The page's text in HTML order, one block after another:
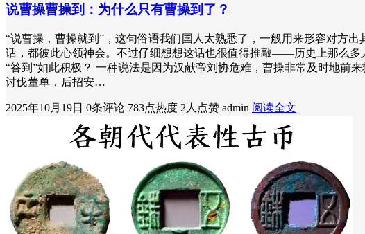
说曹操曹操到：为什么只有曹操到了？
“说曹操，曹操就到”，这句俗语我们国人太熟悉了，一般用来形容对方
话，都彼此心领神会。不过仔细想想这话也很值得推敲——历史上那么
“答到”如此积极？ 一种说法是因为汉献帝刘协危难，曹操非常及时地前
讨伐董单，后招安…
2025年10月19日 0条评论 783点热度 2人点赞 admin 阅读全文